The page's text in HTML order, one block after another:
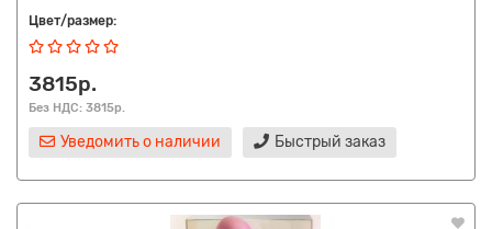
Цвет/размер:
3815р.
Без НДС: 3815р.
Уведомить о наличии Быстрый заказ